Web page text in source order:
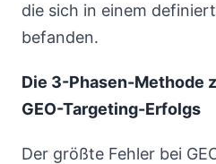
die sich in einem
befanden.
Die 3-Phasen-Methode
GEO-Targeting-Erfolgs
Der größte Fehler bei